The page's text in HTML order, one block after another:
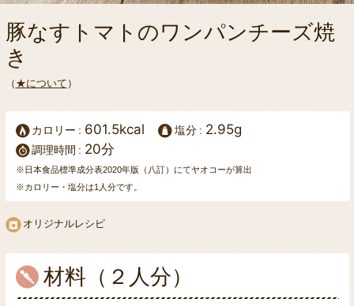
豚なすトマトのワンパンチーズ焼
き
（ ★について ）
カロリー 601.5kcal 塩分 2.95g
調理時間 20分
※日本食品標準成分表2020年版（八訂）にてヤオコーが算出
※カロリー・塩分は1人分です。
オリジナルレシピ
材料（２人分）